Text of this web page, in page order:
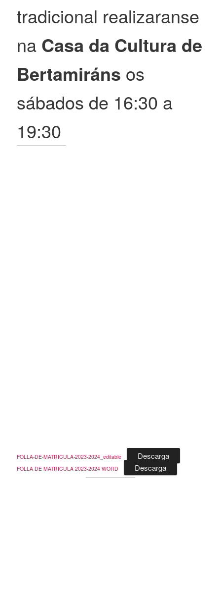
tradicional realizaranse
na Casa da Cultura de
Bertamiráns os
sábados de 16:30 a
19:30
FOLLA-DE-MATRICULA-2023-2024_editable Descarga
FOLLA DE MATRICULA 2023-2024 WORD Descarga